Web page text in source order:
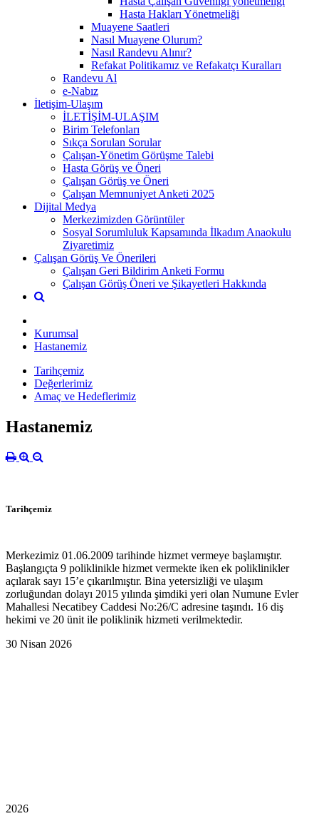
Hasta Hakları Yönetmeliği
Muayene Saatleri
Nasıl Muayene Olurum?
Nasıl Randevu Alınır?
Refakat Politikamız ve Refakatçı Kuralları
Randevu Al
e-Nabız
İletişim-Ulaşım
İLETİŞİM-ULAŞIM
Birim Telefonları
Sıkça Sorulan Sorular
Çalışan-Yönetim Görüşme Talebi
Hasta Görüş ve Öneri
Çalışan Görüş ve Öneri
Çalışan Memnuniyet Anketi 2025
Dijital Medya
Merkezimizden Görüntüler
Sosyal Sorumluluk Kapsamında İlkadım Anaokulu
Ziyaretimiz
Çalışan Görüş Ve Önerileri
Çalışan Geri Bildirim Anketi Formu
Çalışan Görüş Öneri ve Şikayetleri Hakkında
Kurumsal
Hastanemiz
Tarihçemiz
Değerlerimiz
Amaç ve Hedeflerimiz
Hastanemiz
Tarihçemiz
Merkezimiz 01.06.2009 tarihinde hizmet vermeye başlamıştır.
Başlangıçta 9 poliklinikle hizmet vermekte iken ek poliklinikler
açılarak sayı 15’e çıkarılmıştır. Bina yetersizliği ve ulaşım
zorluğundan dolayı 2015 yılında şimdiki yeri olan Numune Evler
Mahallesi Necatibey Caddesi No:26/C adresine taşındı. 16 diş
hekimi ve 20 ünit ile poliklinik hizmeti verilmektedir.
30 Nisan 2026
2026